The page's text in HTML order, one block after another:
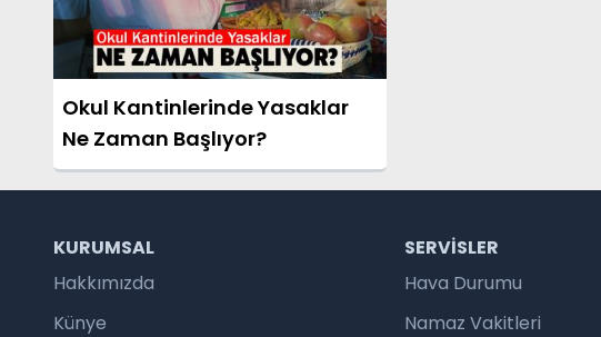
Okul Kantinlerinde Yasaklar
Ne Zaman Başlıyor?
KURUMSAL
Hakkımızda
Künye
SERVISLER
Hava Durumu
Namaz Vakitleri